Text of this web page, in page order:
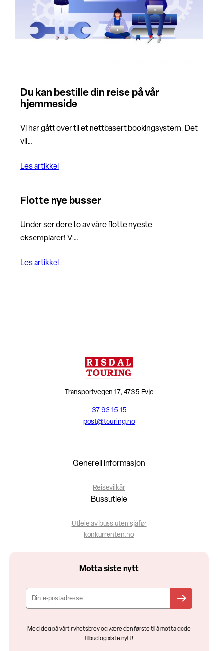
Du kan bestille din reise på vår
hjemmeside
Vi har gått over til et nettbasert bookingsystem. Det
vil…
Les artikkel
Flotte nye busser
Under ser dere to av våre flotte nyeste
eksemplarer! Vi…
Les artikkel
Transportvegen 17, 4735 Evje
37 93 15 15
post@touring.no
Generell informasjon
Reisevilkår
Bussutleie
Utleie av buss uten sjåfør
konkurrenten.no
Motta siste nytt
Meld deg på vårt nyhetsbrev og være den første til å motta gode
tilbud og siste nytt!